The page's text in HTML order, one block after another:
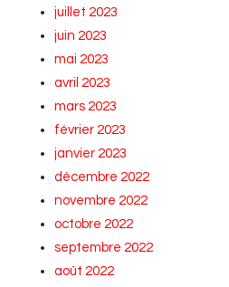
juillet 2023
juin 2023
mai 2023
avril 2023
mars 2023
février 2023
janvier 2023
décembre 2022
novembre 2022
octobre 2022
septembre 2022
août 2022